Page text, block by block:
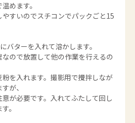
めます。
すいのでスチコンでパックごと15
バターを入れて溶かします。
ので放置して他の作業を行えるの
を入れます。撮影用で攪拌しなが
が、
が必要です。入れてふたして回し
。